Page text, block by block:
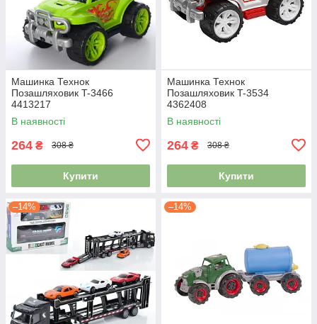
Машинка Технок
Позашляховик T-3466
4413217
В наявності
264 ₴ 308 ₴
Купити
Машинка Технок
Позашляховик T-3534
4362408
В наявності
264 ₴ 308 ₴
Купити
–14% –14%